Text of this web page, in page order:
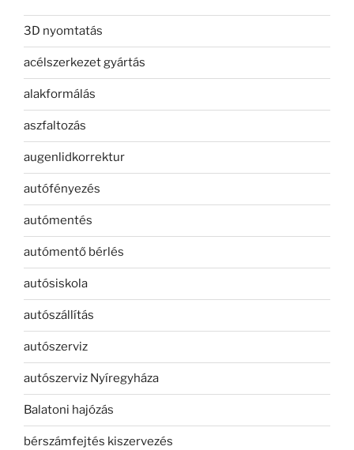
3D nyomtatás
acélszerkezet gyártás
alakformálás
aszfaltozás
augenlidkorrektur
autófényezés
autómentés
autómentő bérlés
autósiskola
autószállítás
autószerviz
autószerviz Nyíregyháza
Balatoni hajózás
bérszámfejtés kiszervezés